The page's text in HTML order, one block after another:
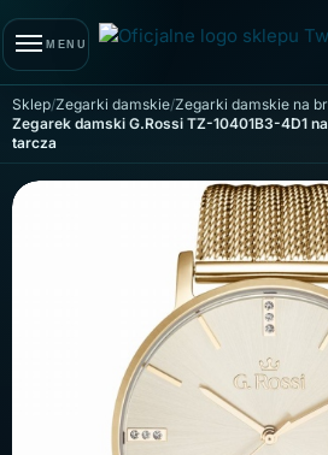
MENU
Sklep Zegarki damskie Zegarki damskie na
Zegarek damski G.Rossi TZ-10401B3-4D1
tarcza